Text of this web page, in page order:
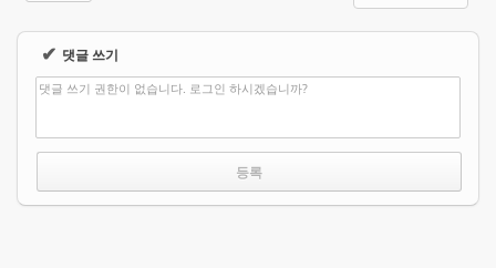
✔ 댓글 쓰기
댓글 쓰기 권한이 없습니다. 로그인 하시겠습니까?